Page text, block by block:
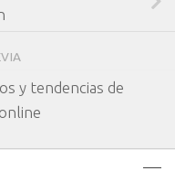
y tendencias de